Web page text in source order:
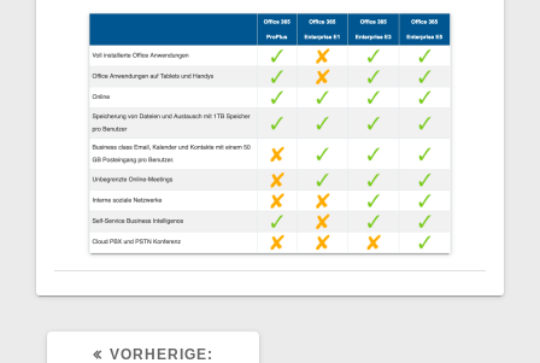
VORHERIGE: